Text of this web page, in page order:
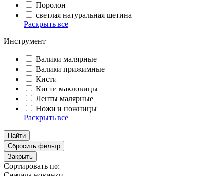
Поролон
светлая натуральная щетина
Раскрыть все
Инструмент
Валики малярные
Валики прижимные
Кисти
Кисти макловицы
Ленты малярные
Ножи и ножницы
Раскрыть все
Найти
Сбросить фильтр
Закрыть
Сортировать по: